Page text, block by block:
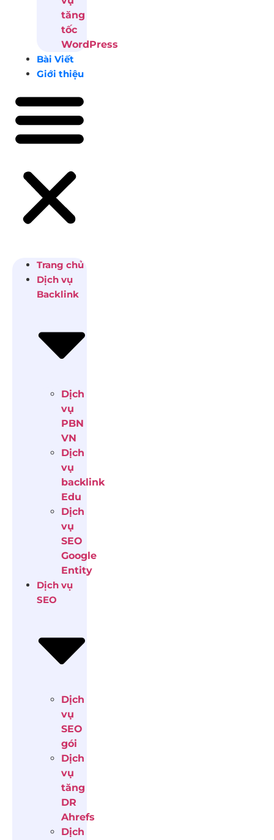
tăng
tốc
WordPress
Bài Viết
Giới thiệu
Trang chủ
Dịch vụ
Backlink
Dịch
vụ
PBN
VN
Dịch
vụ
backlink
Edu
Dịch
vụ
SEO
Google
Entity
Dịch vụ
SEO
Dịch
vụ
SEO
gói
Dịch
vụ
tăng
DR
Ahrefs
Dịch